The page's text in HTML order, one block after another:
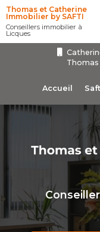
Aller
au
contenu
principal
Thomas
Accueil
Thomas et Catherine
Immobilier by SAFTI
Conseillers immobilier à
Licques